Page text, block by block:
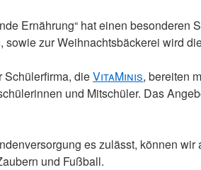
Ernährung“ hat einen
sowie zur Weihnachtsbäckerei wird
Schülerfirma, dieVitaMinis, bereiten
und Mitschüler. Das
es zulässt, können
und Fußball.